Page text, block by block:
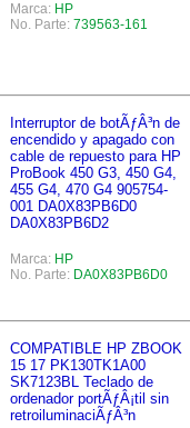
Marca: HP
No. Parte: 739563-161
Interruptor de botÃƒÂ³n de
encendido y apagado con
cable de repuesto para HP
ProBook 450 G3, 450 G4,
455 G4, 470 G4 905754-
001 DA0X83PB6D0
DA0X83PB6D2
Marca: HP
No. Parte: DA0X83PB6D0
COMPATIBLE HP ZBOOK
15 17 PK130TK1A00
SK7123BL Teclado de
ordenador portÃƒÂ¡til sin
retroiluminaciÃƒÂ³n